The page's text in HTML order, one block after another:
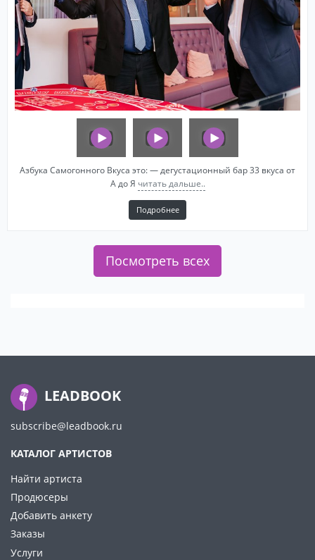
Азбука Самогонного Вкуса это: — дегустационный бар 33 вкуса от
А до Я читать дальше..
Подробнее
Посмотреть всех
LEADBOOK
subscribe@leadbook.ru
КАТАЛОГ АРТИСТОВ
Найти артиста
Продюсеры
Добавить анкету
Заказы
Услуги